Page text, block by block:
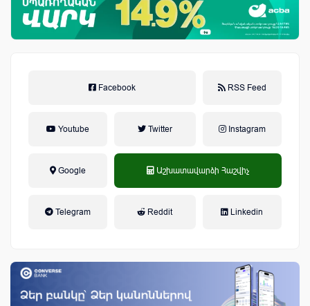
Facebook RSS Feed
Youtube Twitter Instagram
Google Աշխատավարձի Հաշվիչ
Telegram Reddit Linkedin